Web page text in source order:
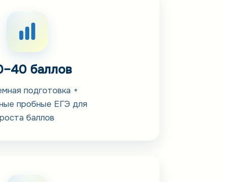
баллов
подготовка +
пробные ЕГЭ для
роста баллов